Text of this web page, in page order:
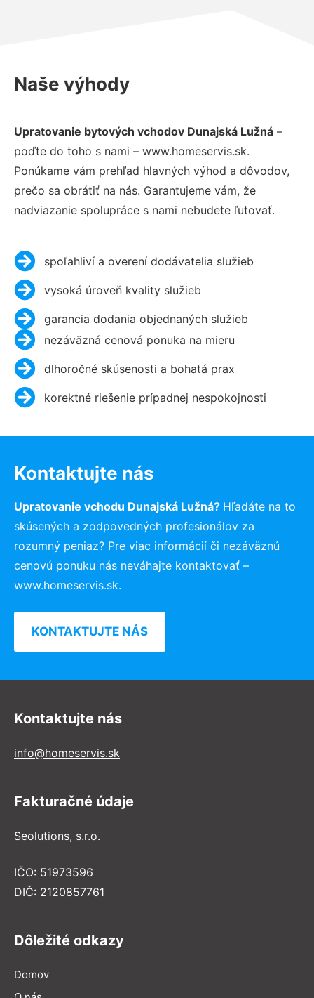
Naše výhody
Upratovanie bytových vchodov Dunajská Lužná –
poďte do toho s nami – www.homeservis.sk.
Ponúkame vám prehľad hlavných výhod a dôvodov,
prečo sa obrátiť na nás. Garantujeme vám, že
nadviazanie spolupráce s nami nebudete ľutovať.
spoľahliví a overení dodávatelia služieb
vysoká úroveň kvality služieb
garancia dodania objednaných služieb
nezáväzná cenová ponuka na mieru
dlhoročné skúsenosti a bohatá prax
korektné riešenie prípadnej nespokojnosti
Kontaktujte nás
Upratovanie vchodu Dunajská Lužná? Hľadáte na to
skúsených a zodpovedných profesionálov za
rozumný peniaz? Pre viac informácií či nezáväznú
cenovú ponuku nás neváhajte kontaktovať –
www.homeservis.sk.
KONTAKTUJTE NÁS
Kontaktujte nás
info@homeservis.sk
Fakturačné údaje
Seolutions, s.r.o.
IČO: 51973596
DIČ: 2120857761
Dôležité odkazy
Domov